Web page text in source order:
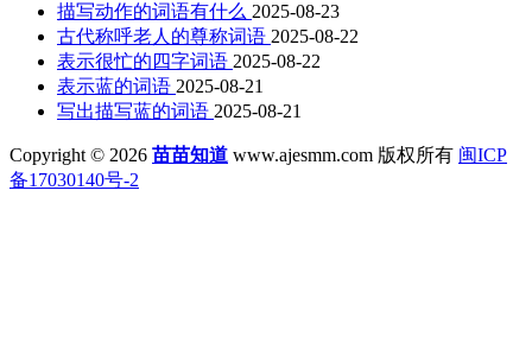
描写动作的词语有什么 2025-08-23
古代称呼老人的尊称词语 2025-08-22
表示很忙的四字词语 2025-08-22
表示蓝的词语 2025-08-21
写出描写蓝的词语 2025-08-21
Copyright © 2026 苗苗知道 www.ajesmm.com 版权所有 闽ICP
备17030140号-2